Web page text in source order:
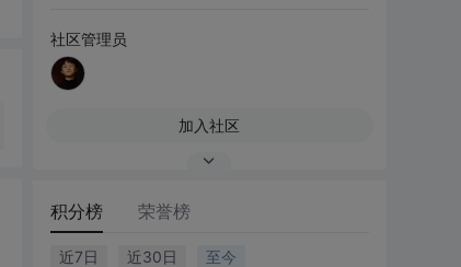
社区管理员
加入社区
积分榜 荣誉榜
近7日 近30日 至今